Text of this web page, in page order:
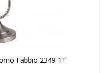
Fabbio 2349-1T